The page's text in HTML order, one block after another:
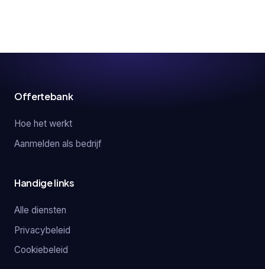
Offertebank
Hoe het werkt
Aanmelden als bedrijf
Handige links
Alle diensten
Privacybeleid
Cookiebeleid